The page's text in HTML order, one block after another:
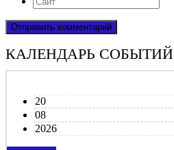
КАЛЕНДАРЬ СОБЫТИЙ
20
08
2026